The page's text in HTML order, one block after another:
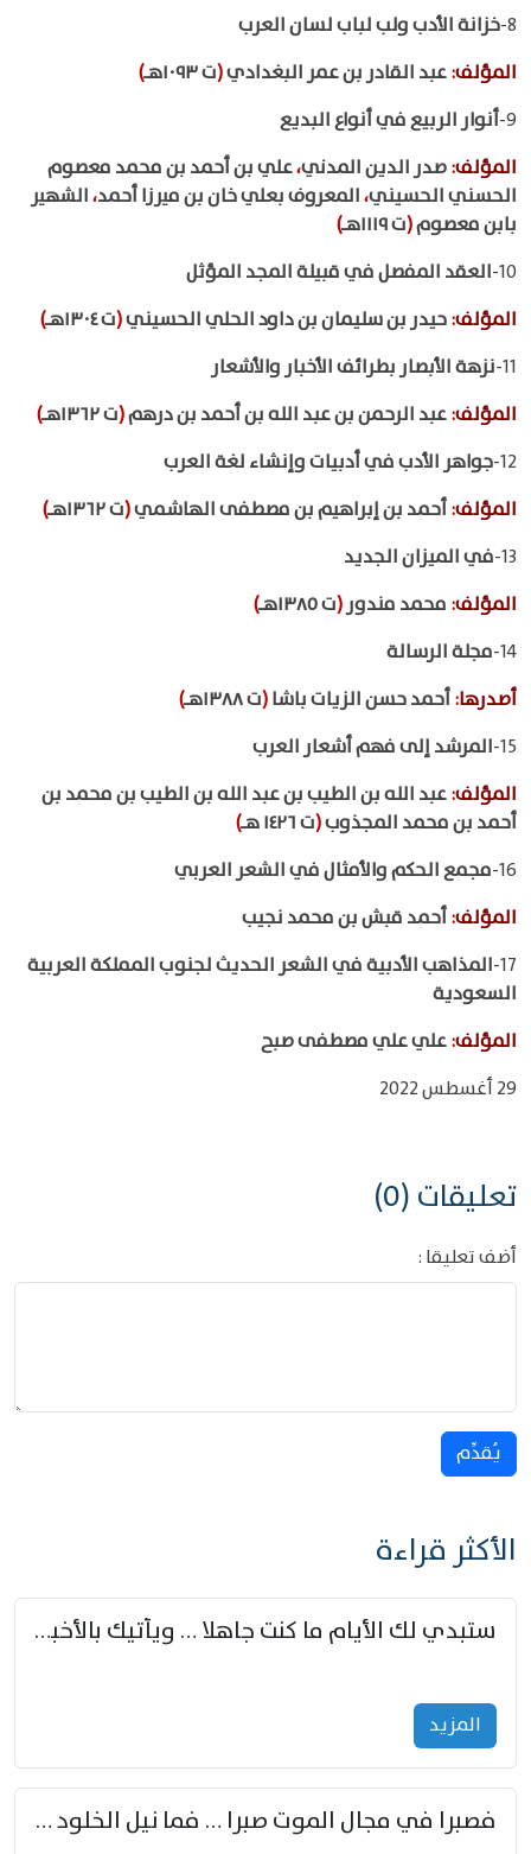
8- خزانة الأدب ولب لباب لسان العرب
المؤلف:عبد القادر بن عمر البغدادي(ت ١٠٩٣هـ
)
9- أنوار الربيع في أنواع البديع
المؤلف:صدر الدين المدني،علي بن أحمد بن محمد معصوم
الحسني الحسيني،المعروف بعلي خان بن ميرزا أحمد،الشهير
بابن معصوم(ت ١١١٩هـ
)
10- العقد المفصل في قبيلة المجد المؤثل
المؤلف:حيدر بن سليمان بن داود الحلي الحسيني(ت ١٣٠٤هـ
)
11- نزهة الأبصار بطرائف الأخبار والأشعار
المؤلف:عبد الرحمن بن عبد الله بن أحمد بن درهم(ت ١٣٦٢هـ
)
12- جواهر الأدب في أدبيات وإنشاء لغة العرب
المؤلف:أحمد بن إبراهيم بن مصطفى الهاشمي(ت ١٣٦٢هـ
)
13- في الميزان الجديد
المؤلف: محمد مندور(ت ١٣٨٥هـ
)
14- مجلة الرسالة
أصدرها:أحمد حسن الزيات باشا(ت ١٣٨٨هـ
)
15- المرشد إلى فهم أشعار العرب
المؤلف:عبد الله بن الطيب بن عبد الله بن الطيب بن محمد بن
أحمد بن محمد المجذوب(ت ١٤٢٦ هـ
)
16- مجمع الحكم والأمثال في الشعر العربي
المؤلف:أحمد قبش بن محمد نجيب
17- المذاهب الأدبية في الشعر الحديث لجنوب المملكة العربية
السعودية
المؤلف:علي علي مصطفى صبح
29 أغسطس 2022
تعليقات (0)
أضف تعليقا :
يُقدِّم
الأكثر قراءة
ستبدي لك الأيام ما كنت جاهلا … ويأتيك بالأخبار من لم تزوّد
المزید
فصبرا في مجال الموت صبرا … فما نيل الخلود بمستطاع